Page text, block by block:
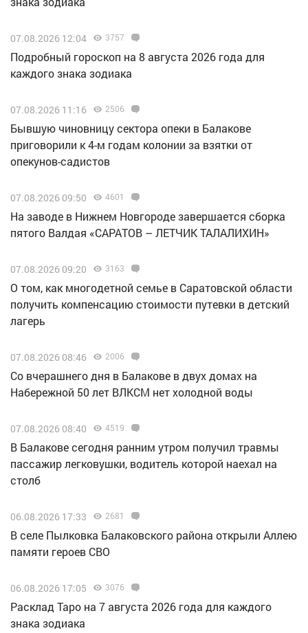
07.08.2026 12:04 3757
Подробный гороскоп на 8 августа 2026 года для
каждого знака зодиака
07.08.2026 11:16 2506
Бывшую чиновницу сектора опеки в Балакове
приговорили к 4-м годам колонии за взятки от
опекунов-садистов
07.08.2026 09:50 4601
Н️а заводе в Нижнем Новгороде завершается сборка
пятого Валдая «САРАТОВ – ЛЕТЧИК ТАЛАЛИХИН»
07.08.2026 09:20 3163
О том, как многодетной семье в Саратовской области
получить компенсацию стоимости путевки в детский
лагерь
07.08.2026 08:46 2006
Со вчерашнего дня в Балакове в двух домах на
Набережной 50 лет ВЛКСМ нет холодной воды
07.08.2026 08:40 4519
В Балакове сегодня ранним утром получил травмы
пассажир легковушки, водитель которой наехал на
столб
06.08.2026 17:33 2681
В селе Пылковка Балаковского района открыли Аллею
памяти героев СВО
06.08.2026 17:05 3076
Расклад Таро на 7 августа 2026 года для каждого
знака зодиака